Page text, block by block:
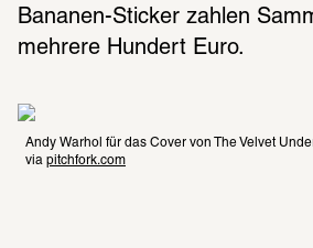
Bananen-Sticker zahlen
mehrere Hundert Euro.
Andy Warhol für das Cover von The Velvet
via pitchfork.com